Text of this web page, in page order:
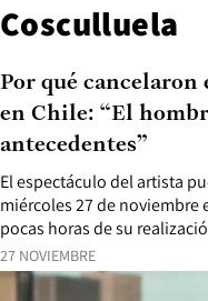
Cosculluela
27 NOVIEMBRE
El espectáculo del artista
miércoles 27 de noviembre
pocas horas de su
Por qué
en Chile: “El
antecedentes”